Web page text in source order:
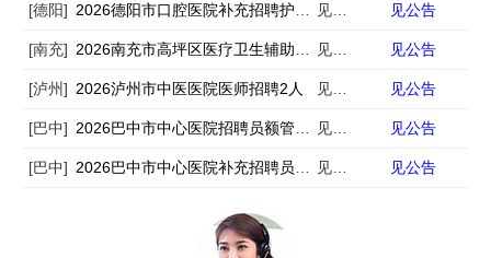
[德阳] 2026德阳市口腔医院补充招聘护理人员1人 见公告 见公告
[南充] 2026南充市高坪区医疗卫生辅助岗招募29人 见公告 见公告
[泸州] 2026泸州市中医医院医师招聘2人 见公告 见公告
[巴中] 2026巴中市中心医院招聘员额管理专业技术人员55人 见公告 见公告
[巴中] 2026巴中市中心医院补充招聘员额管理专业技术人员16人 见公告 见公告